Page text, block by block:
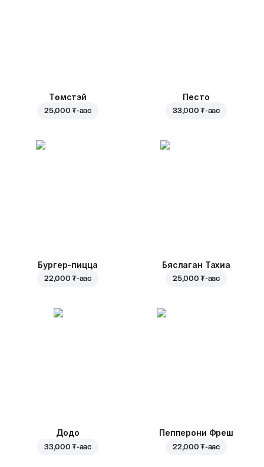
Төмстэй
25,000 ₮-аас
Песто
33,000 ₮-аас
Бургер-пицца
22,000 ₮-аас
Бяслаган Тахиа
25,000 ₮-аас
Додо
33,000 ₮-аас
Пепперони Фреш
22,000 ₮-аас